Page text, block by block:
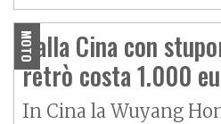
MOTO
Dalla Cina con
retrò costa 1.000
In Cina la Wuyang